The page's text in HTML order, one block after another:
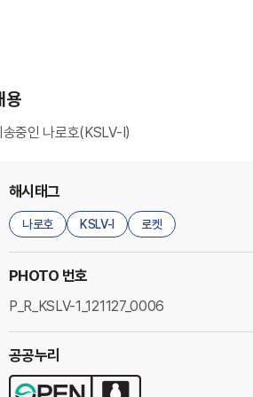
용
송중인 나로호(KSLV-I)
해시태그
나로호 KSLV-I 로켓
PHOTO 번호
P_R_KSLV-1_121127_0006
공공누리